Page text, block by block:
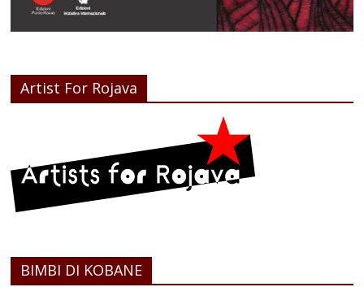
Artist For Rojava
BIMBI DI KOBANE